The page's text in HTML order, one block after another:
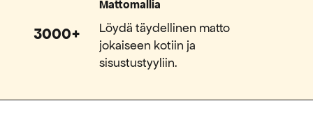
3000+
Mattomallia
Löydä täydellinen matto
jokaiseen kotiin ja
sisustustyyliin.